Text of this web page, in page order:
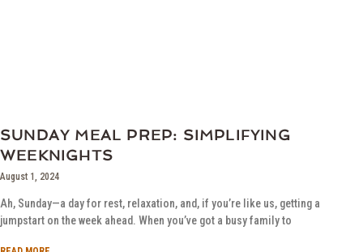
SUNDAY MEAL PREP: SIMPLIFYING
WEEKNIGHTS
August 1, 2024
Ah, Sunday—a day for rest, relaxation, and, if you’re like us, getting a
jumpstart on the week ahead. When you’ve got a busy family to